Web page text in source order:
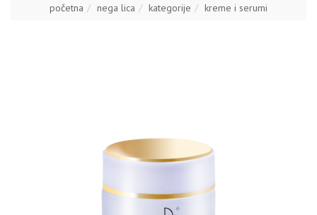
početna nega lica kategorije kreme i serumi